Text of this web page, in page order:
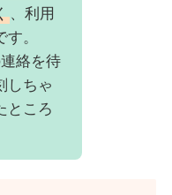
、利用
。
絡を待
しちゃ
ところ